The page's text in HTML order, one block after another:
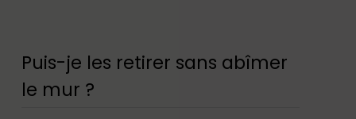
Puis-je les retirer sans abîmer
le mur ?